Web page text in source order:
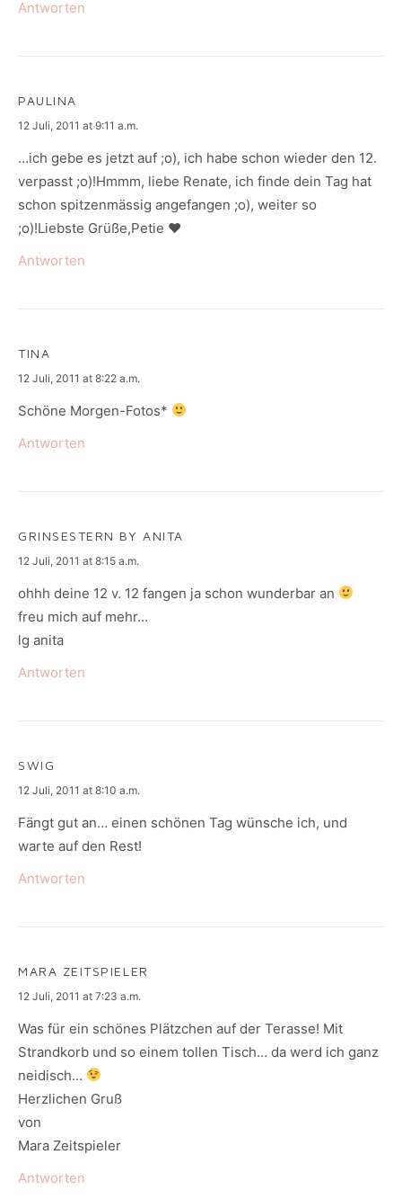
Antworten
PAULINA
says:
12 Juli, 2011 at 9:11 a.m.
…ich gebe es jetzt auf ;o), ich habe schon wieder den 12.
verpasst ;o)!Hmmm, liebe Renate, ich finde dein Tag hat
schon spitzenmässig angefangen ;o), weiter so
;o)!Liebste Grüße,Petie ♥
Antworten
TINA
says:
12 Juli, 2011 at 8:22 a.m.
Schöne Morgen-Fotos*
Antworten
GRINSESTERN BY ANITA
says:
12 Juli, 2011 at 8:15 a.m.
ohhh deine 12 v. 12 fangen ja schon wunderbar an
freu mich auf mehr…
lg anita
Antworten
SWIG
says:
12 Juli, 2011 at 8:10 a.m.
Fängt gut an… einen schönen Tag wünsche ich, und
warte auf den Rest!
Antworten
MARA ZEITSPIELER
says:
12 Juli, 2011 at 7:23 a.m.
Was für ein schönes Plätzchen auf der Terasse! Mit
Strandkorb und so einem tollen Tisch… da werd ich ganz
neidisch…
Herzlichen Gruß
von
Mara Zeitspieler
Antworten